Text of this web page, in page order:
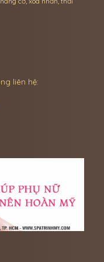
liên hệ: